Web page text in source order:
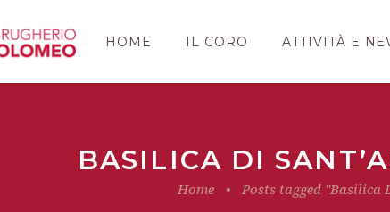
HOME IL CORO ATTIVITÀ E
BASILICA DI
Home • Posts tagged "Basilica